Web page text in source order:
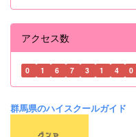
アクセス数
0 1 6 7 3 1 4 0
群馬県のハイスクールガイド